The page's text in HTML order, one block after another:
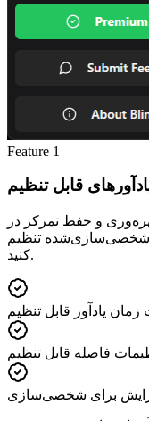
Feature 1
قابل تنظیم
و حفظ تمرکز در
شخصی‌سازی‌شده تنظیم
کنید.
یادآور قابل تنظیم
فاصله قابل تنظیم
برای شخصی‌سازی